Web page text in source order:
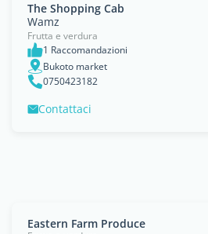
The Shopping Cab
Wamz
Frutta e verdura
1 Raccomandazioni
Bukoto market
0750423182
Contattaci
Eastern Farm Produce